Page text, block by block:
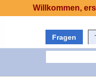
Fragen
Willkommen,